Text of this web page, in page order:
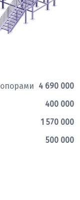
4 690 000
400 000
1 570 000
500 000